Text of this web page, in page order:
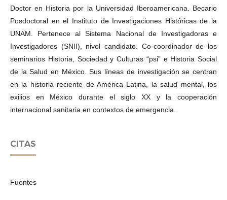
Doctor en Historia por la Universidad Iberoamericana. Becario
Posdoctoral en el Instituto de Investigaciones Históricas de la
UNAM. Pertenece al Sistema Nacional de Investigadoras e
Investigadores (SNII), nivel candidato. Co-coordinador de los
seminarios Historia, Sociedad y Culturas “psi” e Historia Social
de la Salud en México. Sus líneas de investigación se centran
en la historia reciente de América Latina, la salud mental, los
exilios en México durante el siglo XX y la cooperación
internacional sanitaria en contextos de emergencia.
CITAS
Fuentes